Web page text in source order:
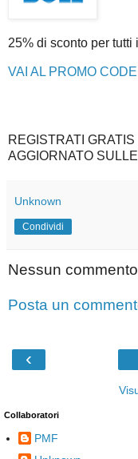
25% di sconto per tutti
VAI AL PROMO
REGISTRATI
AGGIORNATO
Unknown
Condividi
Nessun
Posta un
‹
Collaboratori
PMF